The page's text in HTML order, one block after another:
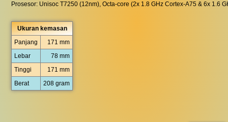
Prosesor: Unisoc T7250 (12nm), Octa-core (2x 1.8 GHz Cortex-A75 & 6x 1.6
Ukuran kemasan
Panjang
171 mm
Lebar
78 mm
Tinggi
171 mm
Berat
208 gram